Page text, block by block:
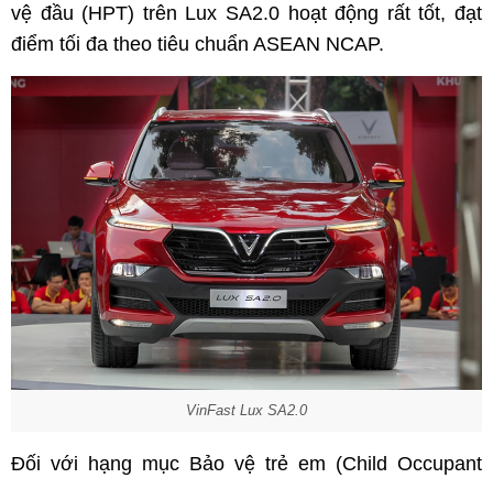
vệ đầu (HPT) trên Lux SA2.0 hoạt động rất tốt, đạt
điểm tối đa theo tiêu chuẩn ASEAN NCAP.
VinFast Lux SA2.0
Đối với hạng mục Bảo vệ trẻ em (Child Occupant